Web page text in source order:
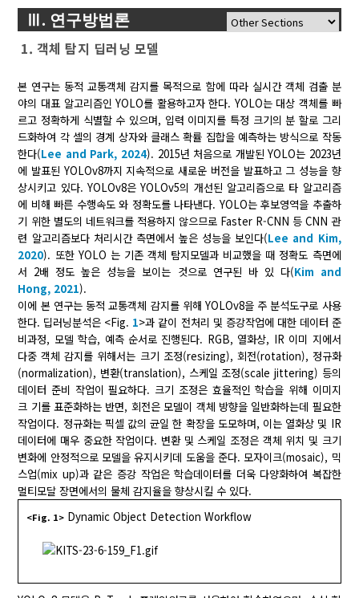
Ⅲ. 연구방법론
1. 객체 탐지 딥러닝 모델
본 연구는 동적 교통객체 감지를 목적으로 함에 따라 실시간 객체 검출 분
야의 대표 알고리즘인 YOLO를 활용하고자 한다. YOLO는 대상 객체를 빠
르고 정확하게 식별할 수 있으며, 입력 이미지를 특정 크기의 분 할로 그리
드화하여 각 셀의 경계 상자와 클래스 확률 집합을 예측하는 방식으로 작동
한다(Lee and Park, 2024). 2015년 처음으로 개발된 YOLO는 2023년
에 발표된 YOLOv8까지 지속적으로 새로운 버전을 발표하고 그 성능을 향
상시키고 있다. YOLOv8은 YOLOv5의 개선된 알고리즘으로 타 알고리즘
에 비해 빠른 수행속도 와 정확도를 나타낸다. YOLO는 후보영역을 추출하
기 위한 별도의 네트워크를 적용하지 않으므로 Faster R-CNN 등 CNN 관
련 알고리즘보다 처리시간 측면에서 높은 성능을 보인다(Lee and Kim,
2020). 또한 YOLO 는 기존 객체 탐지모델과 비교했을 때 정확도 측면에
서 2배 정도 높은 성능을 보이는 것으로 연구된 바 있 다(Kim and
Hong, 2021).
이에 본 연구는 동적 교통객체 감지를 위해 YOLOv8을 주 분석도구로 사용
한다. 딥러닝분석은 <Fig. 1>과 같이 전처리 및 증강작업에 대한 데이터 준
비과정, 모델 학습, 예측 순서로 진행된다. RGB, 열화상, IR 이미 지에서
다중 객체 감지를 위해서는 크기 조정(resizing), 회전(rotation), 정규화
(normalization), 변환(translation), 스케일 조정(scale jittering) 등의
데이터 준비 작업이 필요하다. 크기 조정은 효율적인 학습을 위해 이미지
크 기를 표준화하는 반면, 회전은 모델이 객체 방향을 일반화하는데 필요한
작업이다. 정규화는 픽셀 값의 균일 한 확장을 도모하며, 이는 열화상 및 IR
데이터에 매우 중요한 작업이다. 변환 및 스케일 조정은 객체 위치 및 크기
변화에 안정적으로 모델을 유지시키데 도움을 준다. 모자이크(mosaic), 믹
스업(mix up)과 같은 증강 작업은 학습데이터를 더욱 다양화하여 복잡한
멀티모달 장면에서의 물체 감지율을 향상시킬 수 있다.
<Fig. 1> Dynamic Object Detection Workflow